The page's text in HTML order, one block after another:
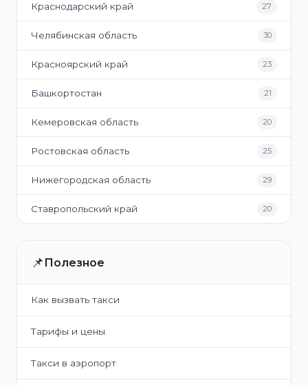
Краснодарский край 27
Челябинская область 30
Красноярский край 23
Башкортостан 21
Кемеровская область 20
Ростовская область 25
Нижегородская область 29
Ставропольский край 20
📌 Полезное
Как вызвать такси
Тарифы и цены
Такси в аэропорт